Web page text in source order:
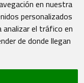
en nuestra
personalizados
analizar el tráfico en
de donde llegan